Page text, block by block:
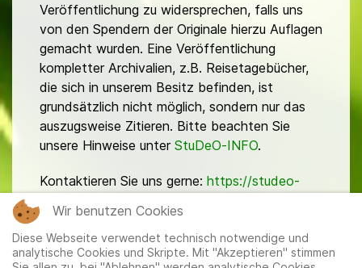
Veröffentlichung zu widersprechen, falls uns
von den Spendern der Originale hierzu Auflagen
gemacht wurden. Eine Veröffentlichung
kompletter Archivalien, z.B. Reisetagebücher,
die sich in unserem Besitz befinden, ist
grundsätzlich nicht möglich, sondern nur das
auszugsweise Zitieren. Bitte beachten Sie
unsere Hinweise unter StuDeO-INFO.
Kontaktieren Sie uns gerne: https://studeo-
Wir benutzen Cookies
Diese Webseite verwendet technisch notwendige und
analytische Cookies und Skripte. Mit "Akzeptieren" stimmen